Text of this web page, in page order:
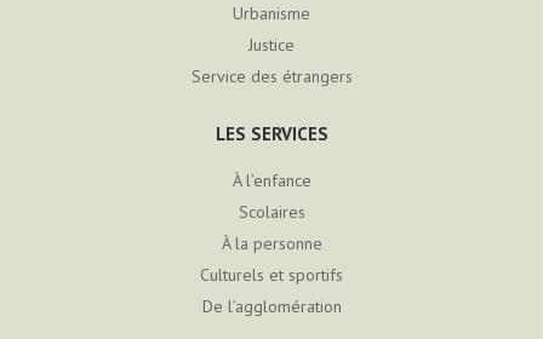
Urbanisme
Justice
Service des étrangers
LES SERVICES
À l’enfance
Scolaires
À la personne
Culturels et sportifs
De l’agglomération